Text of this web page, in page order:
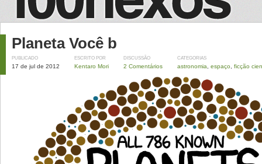
Planeta Você b
PUBLICADO
17 de jul de 2012
ESCRITO POR
Kentaro Mori
DISCUSSÃO
2 Comentários
CATEGORIAS
astronomia espaço ficção